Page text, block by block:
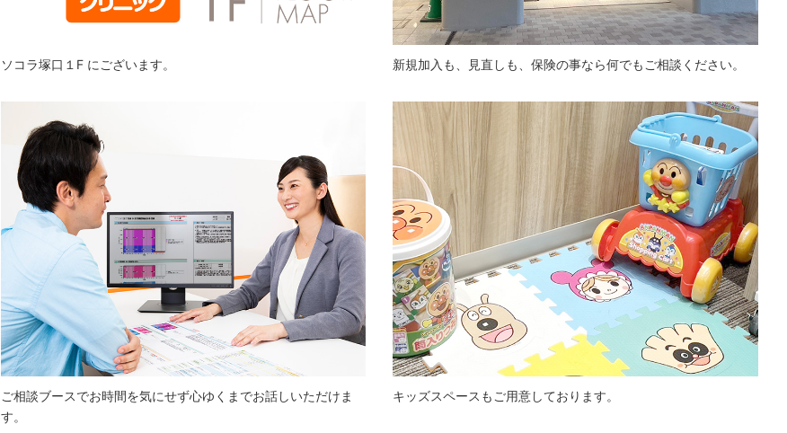
ソコラ塚口１F にございます。 新規加入も、見直しも、保険の事なら何でもご相談ください。
ご相談ブースでお時間を気にせず心ゆくまでお話しいただけま
す。
キッズスペースもご用意しております。